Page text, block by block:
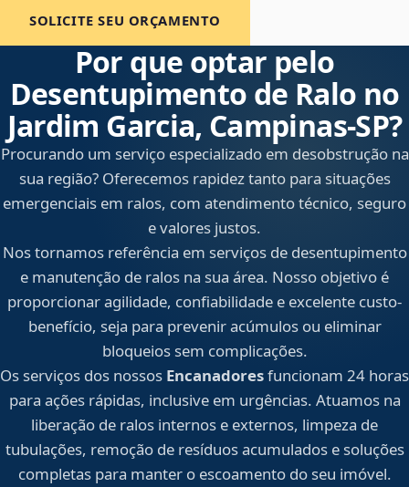
SOLICITE SEU ORÇAMENTO
Por que optar pelo
Desentupimento de Ralo no
Jardim Garcia, Campinas‑SP?
Procurando um serviço especializado em desobstrução na
sua região? Oferecemos rapidez tanto para situações
emergenciais em ralos, com atendimento técnico, seguro
e valores justos.
Nos tornamos referência em serviços de desentupimento
e manutenção de ralos na sua área. Nosso objetivo é
proporcionar agilidade, confiabilidade e excelente custo-
benefício, seja para prevenir acúmulos ou eliminar
bloqueios sem complicações.
Os serviços dos nossos Encanadoresfuncionam 24 horas
para ações rápidas, inclusive em urgências. Atuamos na
liberação de ralos internos e externos, limpeza de
tubulações, remoção de resíduos acumulados e soluções
completas para manter o escoamento do seu imóvel.